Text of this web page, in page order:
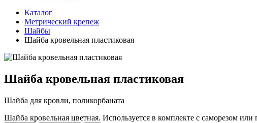
Каталог
Метрический крепеж
Шайбы
Шайба кровельная пластиковая
Шайба кровельная пластиковая
Шайба для кровли, поликорбаната
Шайба кровельная цветная. Используется в комплекте с саморезом